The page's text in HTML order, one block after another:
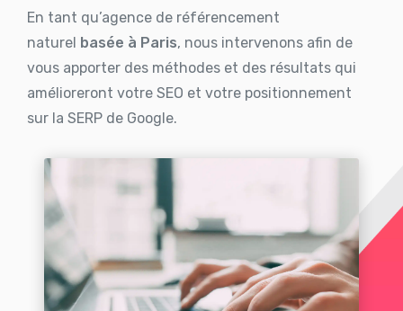
En tant qu’agence de référencement
naturel basée à Paris, nous intervenons afin de
vous apporter des méthodes et des résultats qui
amélioreront votre SEO et votre positionnement
sur la SERP de Google.